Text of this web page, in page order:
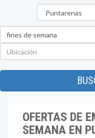
OFERTAS DE
SEMANA EN